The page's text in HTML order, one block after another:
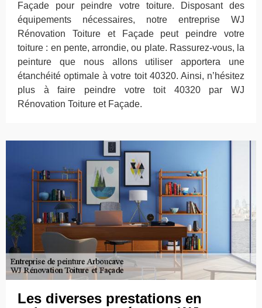
Façade pour peindre votre toiture. Disposant des
équipements nécessaires, notre entreprise WJ
Rénovation Toiture et Façade peut peindre votre
toiture : en pente, arrondie, ou plate. Rassurez-vous, la
peinture que nous allons utiliser apportera une
étanchéité optimale à votre toit 40320. Ainsi, n’hésitez
plus à faire peindre votre toit 40320 par WJ
Rénovation Toiture et Façade.
Les diverses prestations en